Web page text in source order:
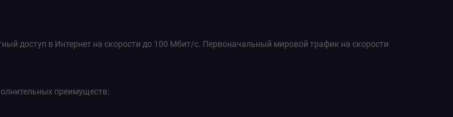
доступ в Интернет на скорости до 100 Мбит/с. Первоначальный мировой трафик на скорости
преимуществ: